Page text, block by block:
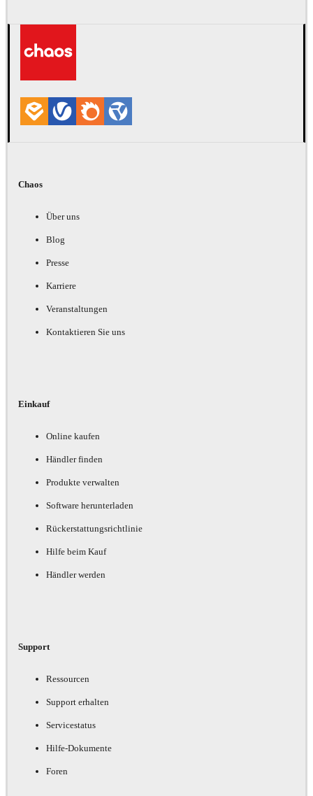
Chaos
Über uns
Blog
Presse
Karriere
Veranstaltungen
Kontaktieren Sie uns
Einkauf
Online kaufen
Händler finden
Produkte verwalten
Software herunterladen
Rückerstattungsrichtlinie
Hilfe beim Kauf
Händler werden
Support
Ressourcen
Support erhalten
Servicestatus
Hilfe-Dokumente
Foren